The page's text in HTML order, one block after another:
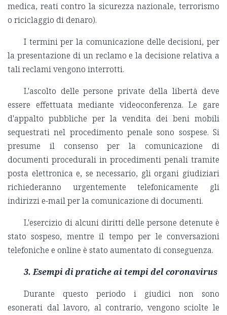
medica, reati contro la sicurezza nazionale, terrorismo
o riciclaggio di denaro).
I termini per la comunicazione delle decisioni, per
la presentazione di un reclamo e la decisione relativa a
tali reclami vengono interrotti.
L'ascolto delle persone private della libertà deve
essere effettuata mediante videoconferenza. Le gare
d'appalto pubbliche per la vendita dei beni mobili
sequestrati nel procedimento penale sono sospese. Si
presume il consenso per la comunicazione di
documenti procedurali in procedimenti penali tramite
posta elettronica e, se necessario, gli organi giudiziari
richiederanno urgentemente telefonicamente gli
indirizzi e-mail per la comunicazione di documenti.
L'esercizio di alcuni diritti delle persone detenute è
stato sospeso, mentre il tempo per le conversazioni
telefoniche e online è stato aumentato di conseguenza.
3. Esempi di pratiche ai tempi del coronavirus
Durante questo periodo i giudici non sono
esonerati dal lavoro, al contrario, vengono sciolte le